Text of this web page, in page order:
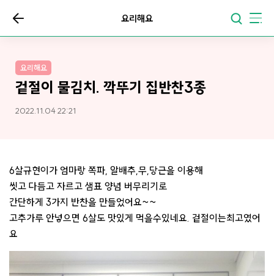
요리해요
요리해요
겉절이 물김치. 깍뚜기 집반찬3종
2022.11.04 22:21
6살규현이가 엄마랑 쪽파, 알배추,무,당근을 이용해
씻고 다듬고 자르고 샘표 양념 버무리기로
간단하게 3가지 반찬을 만들었어요~~
고추가루 안넣으면 6살도 맛있게 먹을수있네요. 겉절이는최고였어
요